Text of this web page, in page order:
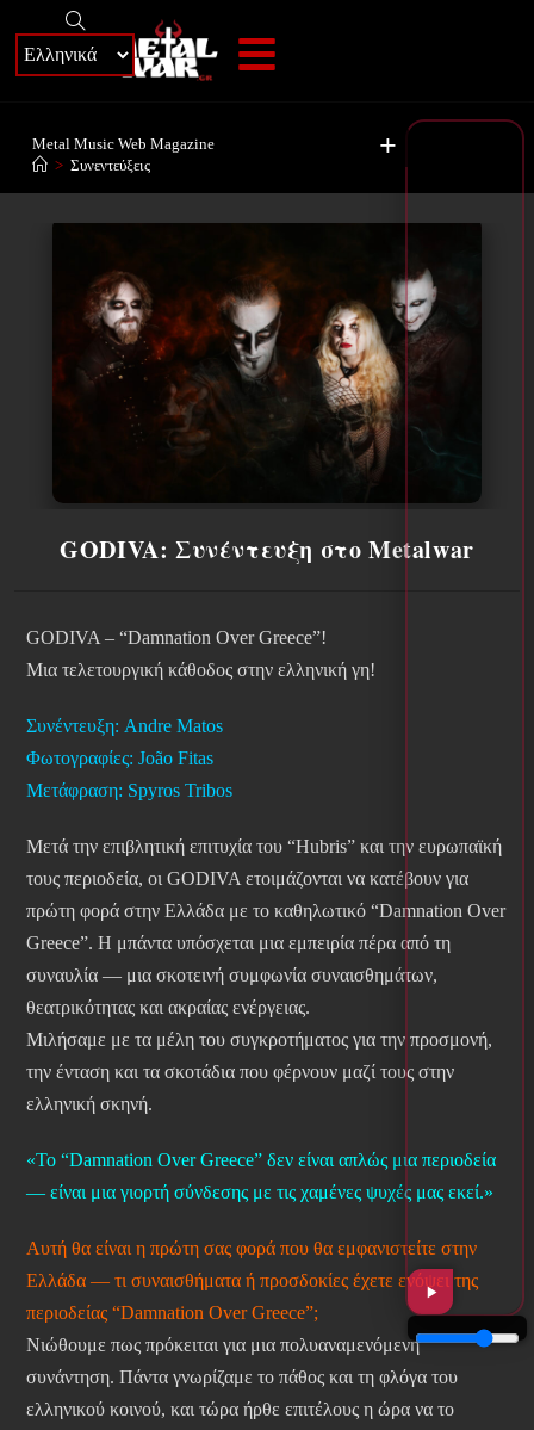
+
Metal Music Web Magazine
> Συνεντεύξεις
GODIVA: Συνέντευξη στο Metalwar
GODIVA – “Damnation Over Greece”!
Μια τελετουργική κάθοδος στην ελληνική γη!
Συνέντευξη: Andre Matos
Φωτογραφίες: João Fitas
Μετάφραση: Spyros Tribos
Μετά την επιβλητική επιτυχία του “Hubris” και την ευρωπαϊκή
τους περιοδεία, οι GODIVA ετοιμάζονται να κατέβουν για
πρώτη φορά στην Ελλάδα με το καθηλωτικό “Damnation Over
Greece”. Η μπάντα υπόσχεται μια εμπειρία πέρα από τη
συναυλία — μια σκοτεινή συμφωνία συναισθημάτων,
θεατρικότητας και ακραίας ενέργειας.
Μιλήσαμε με τα μέλη του συγκροτήματος για την προσμονή,
την ένταση και τα σκοτάδια που φέρνουν μαζί τους στην
ελληνική σκηνή.
«Το “Damnation Over Greece” δεν είναι απλώς μια περιοδεία
— είναι μια γιορτή σύνδεσης με τις χαμένες ψυχές μας εκεί.»
Αυτή θα είναι η πρώτη σας φορά που θα εμφανιστείτε στην
Ελλάδα — τι συναισθήματα ή προσδοκίες έχετε ενόψει της
περιοδείας “Damnation Over Greece”;
Νιώθουμε πως πρόκειται για μια πολυαναμενόμενη
συνάντηση. Πάντα γνωρίζαμε το πάθος και τη φλόγα του
ελληνικού κοινού, και τώρα ήρθε επιτέλους η ώρα να το